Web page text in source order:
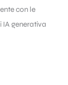
con le
IA generativa